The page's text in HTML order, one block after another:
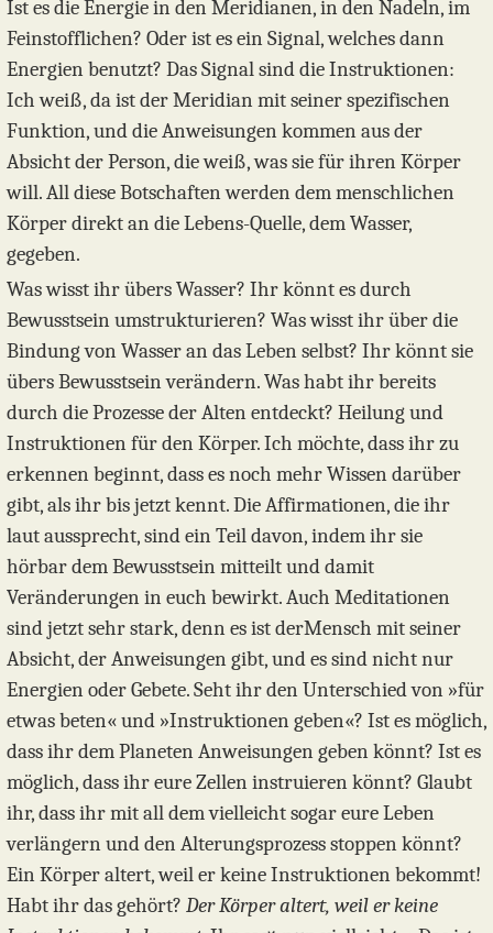
Ist es die Energie in den Meridianen, in den Nadeln, im
Feinstofflichen? Oder ist es ein Signal, welches dann
Energien benutzt? Das Signal sind die Instruktionen:
Ich weiß, da ist der Meridian mit seiner spezifischen
Funktion, und die Anweisungen kommen aus der
Absicht der Person, die weiß, was sie für ihren Körper
will. All diese Botschaften werden dem menschlichen
Körper direkt an die Lebens-Quelle, dem Wasser,
gegeben.
Was wisst ihr übers Wasser? Ihr könnt es durch
Bewusstsein umstrukturieren? Was wisst ihr über die
Bindung von Wasser an das Leben selbst? Ihr könnt sie
übers Bewusstsein verändern. Was habt ihr bereits
durch die Prozesse der Alten entdeckt? Heilung und
Instruktionen für den Körper. Ich möchte, dass ihr zu
erkennen beginnt, dass es noch mehr Wissen darüber
gibt, als ihr bis jetzt kennt. Die Affirmationen, die ihr
laut aussprecht, sind ein Teil davon, indem ihr sie
hörbar dem Bewusstsein mitteilt und damit
Veränderungen in euch bewirkt. Auch Meditationen
sind jetzt sehr stark, denn es ist derMensch mit seiner
Absicht, der Anweisungen gibt, und es sind nicht nur
Energien oder Gebete. Seht ihr den Unterschied von »für
etwas beten« und »Instruktionen geben«? Ist es möglich,
dass ihr dem Planeten Anweisungen geben könnt? Ist es
möglich, dass ihr eure Zellen instruieren könnt? Glaubt
ihr, dass ihr mit all dem vielleicht sogar eure Leben
verlängern und den Alterungsprozess stoppen könnt?
Ein Körper altert, weil er keine Instruktionen bekommt!
Habt ihr das gehört? Der Körper altert, weil er keine